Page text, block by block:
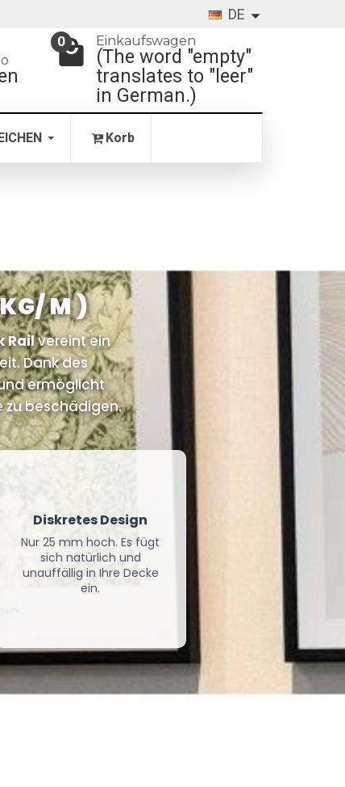
DE
0 Einkaufswagen
(The word "empty"
translates to "leer"
in German.)
Korb
M )
Railvereint ein
Dank des
ermöglicht
zu beschädigen.
✨
Diskretes Design
Nur 25 mm hoch. Es fügt
sich natürlich und
unauffällig in Ihre Decke
ein.